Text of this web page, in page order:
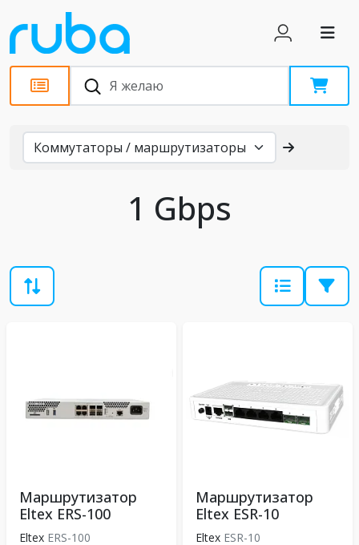
Каталог
1 Gbps
Маршрутизатор
Eltex ERS-100
Eltex ERS-100
Маршрутизатор
Eltex ESR-10
Eltex ESR-10